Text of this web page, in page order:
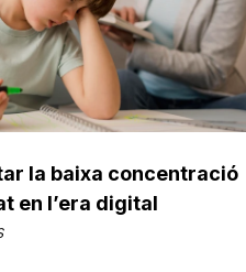
la baixa concentració
en l’era digital